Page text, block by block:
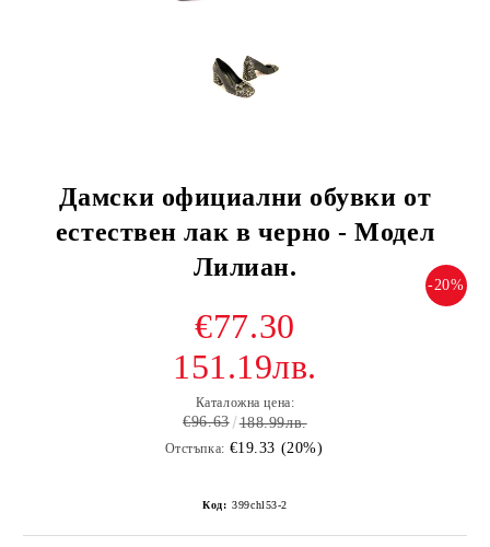
Дамски официални обувки от
естествен лак в черно - Модел
Лилиан.
-20%
€77.30
151.19лв.
Каталожна цена:
€96.63 188.99лв.
Отстъпка: €19.33 (20%)
Код: 399chl53-2